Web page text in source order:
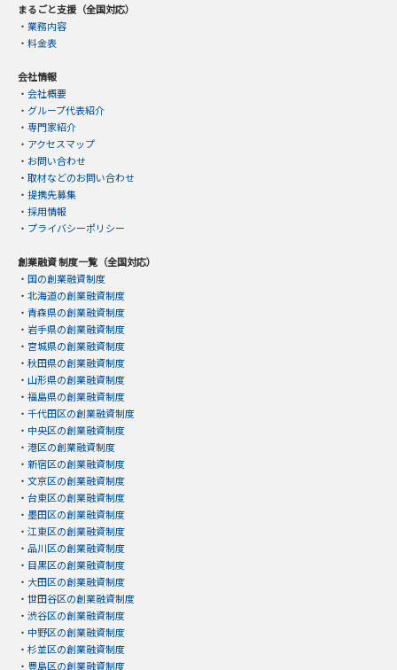
まるごと支援（全国対応）
・ 業務内容
・ 料金表
会社情報
・ 会社概要
・ グループ代表紹介
・ 専門家紹介
・ アクセスマップ
・ お問い合わせ
・ 取材などのお問い合わせ
・ 提携先募集
・ 採用情報
・ プライバシーポリシー
創業融資 制度一覧（全国対応）
・ 国の創業融資制度
・ 北海道の創業融資制度
・ 青森県の創業融資制度
・ 岩手県の創業融資制度
・ 宮城県の創業融資制度
・ 秋田県の創業融資制度
・ 山形県の創業融資制度
・ 福島県の創業融資制度
・ 千代田区の創業融資制度
・ 中央区の創業融資制度
・ 港区の創業融資制度
・ 新宿区の創業融資制度
・ 文京区の創業融資制度
・ 台東区の創業融資制度
・ 墨田区の創業融資制度
・ 江東区の創業融資制度
・ 品川区の創業融資制度
・ 目黒区の創業融資制度
・ 大田区の創業融資制度
・ 世田谷区の創業融資制度
・ 渋谷区の創業融資制度
・ 中野区の創業融資制度
・ 杉並区の創業融資制度
・ 豊島区の創業融資制度